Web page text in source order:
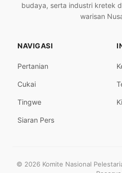
budaya, serta industri kretek
warisan
NAVIGASI
Pertanian
Cukai
Tingwe
Siaran Pers
© 2026 Komite Nasional